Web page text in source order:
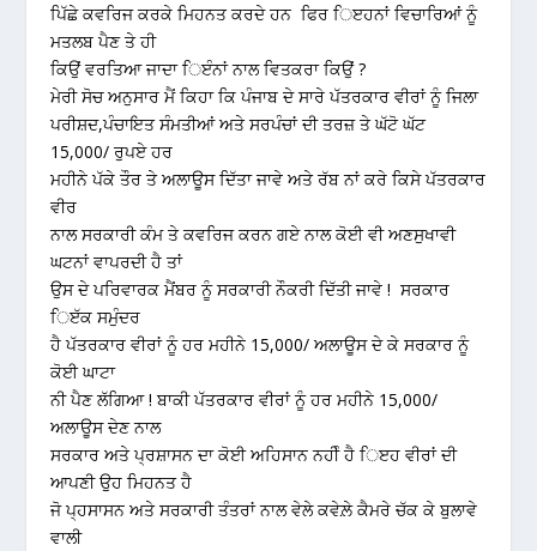
ਪਿੱਛੇ ਕਵਰਿਜ ਕਰਕੇ ਮਿਹਨਤ ਕਰਦੇ ਹਨ ਫਿਰ ਿੲਹਨਾਂ ਵਿਚਾਰਿਆਂ ਨੂੰ
ਮਤਲਬ ਪੈਣ ਤੇ ਹੀ
ਕਿਉਂ ਵਰਤਿਆ ਜਾਦਾ ਿੲੰਨਾਂ ਨਾਲ ਵਿਤਕਰਾ ਕਿਉਂ ?
ਮੇਰੀ ਸੋਚ ਅਨੁਸਾਰ ਮੈਂ ਕਿਹਾ ਕਿ ਪੰਜਾਬ ਦੇ ਸਾਰੇ ਪੱਤਰਕਾਰ ਵੀਰਾਂ ਨੂੰ ਜਿਲਾ
ਪਰੀਸ਼ਦ,ਪੰਚਾਇਤ ਸੰਮਤੀਆਂ ਅਤੇ ਸਰਪੰਚਾਂ ਦੀ ਤਰਜ਼ ਤੇ ਘੱਟੋ ਘੱਟ
15,000/ ਰੁਪਏ ਹਰ
ਮਹੀਨੇ ਪੱਕੇ ਤੌਰ ਤੇ ਅਲਾਊਸ ਦਿੱਤਾ ਜਾਵੇ ਅਤੇ ਰੱਬ ਨਾਂ ਕਰੇ ਕਿਸੇ ਪੱਤਰਕਾਰ
ਵੀਰ
ਨਾਲ ਸਰਕਾਰੀ ਕੰਮ ਤੇ ਕਵਰਿਜ ਕਰਨ ਗਏ ਨਾਲ ਕੋਈ ਵੀ ਅਣਸੁਖਾਵੀ
ਘਟਨਾਂ ਵਾਪਰਦੀ ਹੈ ਤਾਂ
ਉਸ ਦੇ ਪਰਿਵਾਰਕ ਮੈਂਬਰ ਨੂੰ ਸਰਕਾਰੀ ਨੌਕਰੀ ਦਿੱਤੀ ਜਾਵੇ ! ਸਰਕਾਰ
ਿੲੱਕ ਸਮੁੰਦਰ
ਹੈ ਪੱਤਰਕਾਰ ਵੀਰਾਂ ਨੂੰ ਹਰ ਮਹੀਨੇ 15,000/ ਅਲਾਊਸ ਦੇ ਕੇ ਸਰਕਾਰ ਨੂੰ
ਕੋਈ ਘਾਟਾ
ਨੀ ਪੈਣ ਲੱਗਿਆ ! ਬਾਕੀ ਪੱਤਰਕਾਰ ਵੀਰਾਂ ਨੂੰ ਹਰ ਮਹੀਨੇ 15,000/
ਅਲਾਊਸ ਦੇਣ ਨਾਲ
ਸਰਕਾਰ ਅਤੇ ਪ੍ਰਸ਼ਾਸਨ ਦਾ ਕੋਈ ਅਹਿਸਾਨ ਨਹੀੰ ਹੈ ਿੲਹ ਵੀਰਾਂ ਦੀ
ਆਪਣੀ ਉਹ ਮਿਹਨਤ ਹੈ
ਜੋ ਪ੍ਹਸਾਸਨ ਅਤੇ ਸਰਕਾਰੀ ਤੰਤਰਾਂ ਨਾਲ ਵੇਲੇ ਕਵੇਲ਼ੇ ਕੈਮਰੇ ਚੱਕ ਕੇ ਬੁਲਾਵੇ
ਵਾਲੀ